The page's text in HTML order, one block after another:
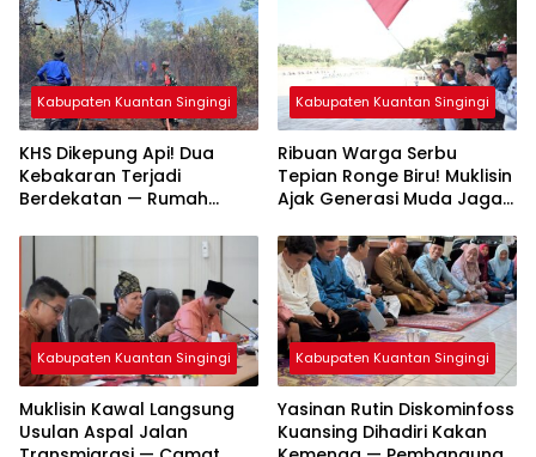
Kabupaten Kuantan Singingi
KHS Dikepung Api! Dua
Kebakaran Terjadi
Berdekatan — Rumah
Terbakar
Kabupaten Kuantan Singingi
Ribuan Warga Serbu
Tepian Ronge Biru! Muklisin
Ajak Generasi Muda Jaga
Kabupaten Kuantan Singingi
Muklisin Kawal Langsung
Usulan Aspal Jalan
Kabupaten Kuantan Singingi
Yasinan Rutin Diskominfoss
Kuansing Dihadiri Kakan